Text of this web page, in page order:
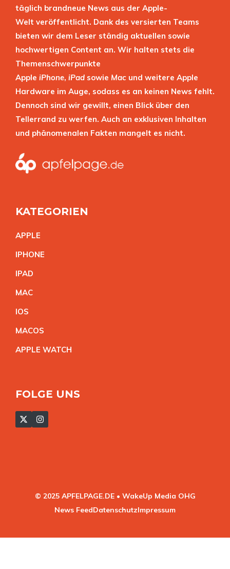
täglich brandneue News aus der Apple-
Welt veröffentlicht. Dank des versierten Teams
bieten wir dem Leser ständig aktuellen sowie
hochwertigen Content an. Wir halten stets die
Themenschwerpunkte
Apple iPhone, iPad sowie Mac und weitere Apple
Hardware im Auge, sodass es an keinen News fehlt.
Dennoch sind wir gewillt, einen Blick über den
Tellerrand zu werfen. Auch an exklusiven Inhalten
und phänomenalen Fakten mangelt es nicht.
KATEGORIEN
APPLE
IPHONE
IPAD
MAC
IOS
MACOS
APPLE WATCH
FOLGE UNS
© 2025 APFELPAGE.DE • WakeUp Media OHG
News FeedDatenschutzImpressum